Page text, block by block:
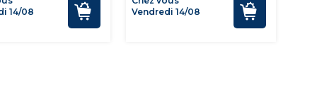
14/08
Vendredi 14/08